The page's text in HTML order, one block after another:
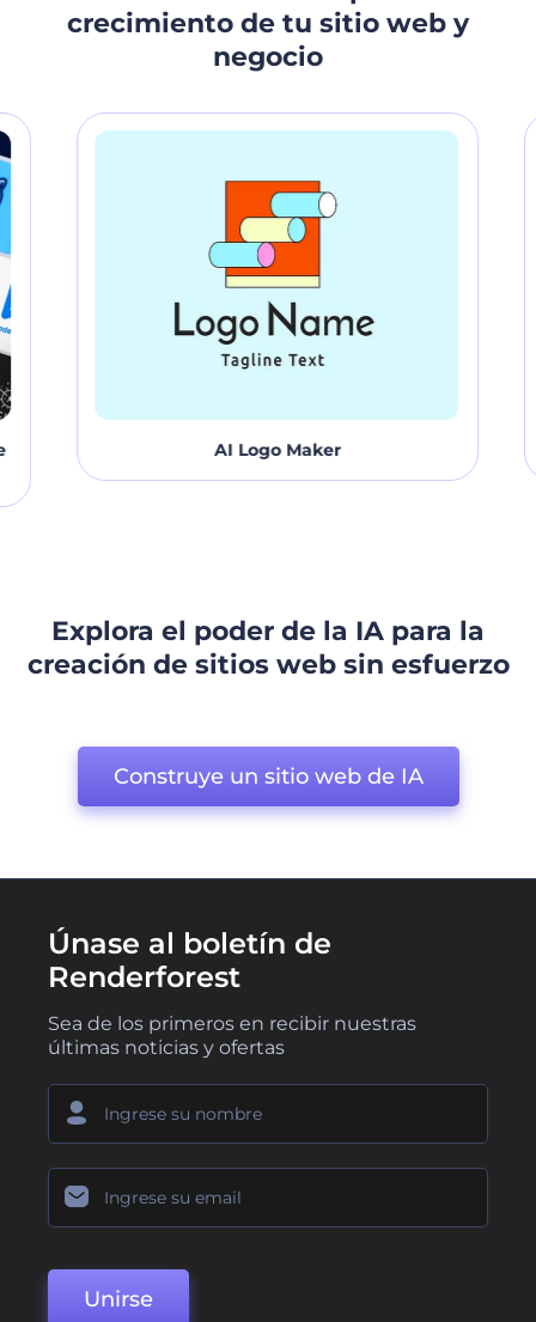
tu presencia en línea en poco tiempo!
crecimiento de tu sitio web y
negocio
AI Logo Maker
Explora el poder de la IA para la
creación de sitios web sin esfuerzo
Construye un sitio web de IA
Únase al boletín de
Renderforest
Sea de los primeros en recibir nuestras
últimas noticias y ofertas
Unirse